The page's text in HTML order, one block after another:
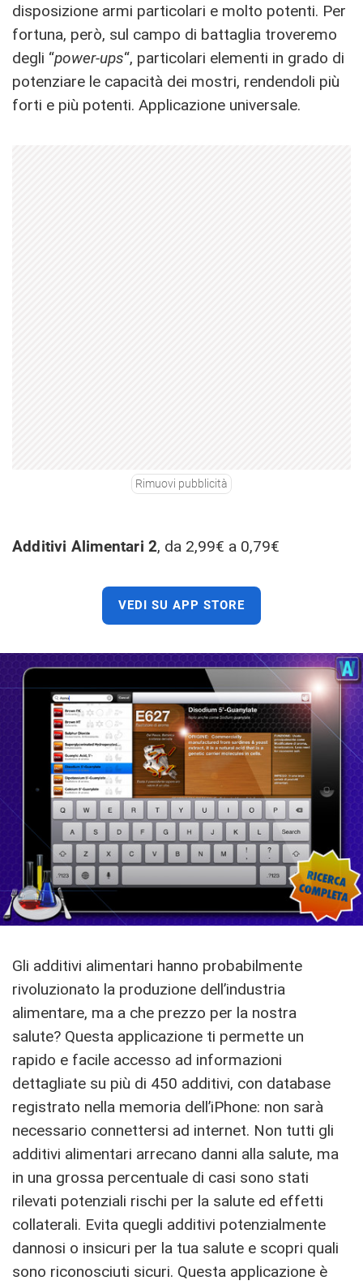
disposizione armi particolari e molto potenti. Per
fortuna, però, sul campo di battaglia troveremo
degli “power-ups“, particolari elementi in grado di
potenziare le capacità dei mostri, rendendoli più
forti e più potenti. Applicazione universale.
Rimuovi pubblicità
Additivi Alimentari 2, da 2,99€ a 0,79€
VEDI SU APP STORE
Gli additivi alimentari hanno probabilmente
rivoluzionato la produzione dell’industria
alimentare, ma a che prezzo per la nostra
salute? Questa applicazione ti permette un
rapido e facile accesso ad informazioni
dettagliate su più di 450 additivi, con database
registrato nella memoria dell’iPhone: non sarà
necessario connettersi ad internet. Non tutti gli
additivi alimentari arrecano danni alla salute, ma
in una grossa percentuale di casi sono stati
rilevati potenziali rischi per la salute ed effetti
collaterali. Evita quegli additivi potenzialmente
dannosi o insicuri per la tua salute e scopri quali
sono riconosciuti sicuri. Questa applicazione è